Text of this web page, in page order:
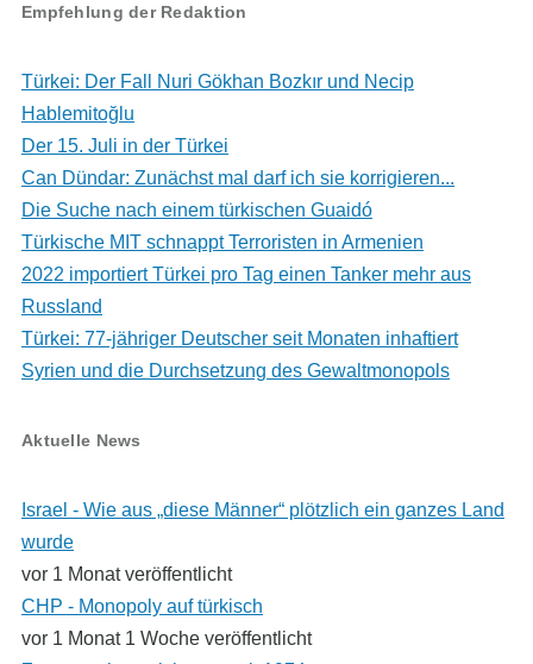
Empfehlung der Redaktion
Türkei: Der Fall Nuri Gökhan Bozkır und Necip
Hablemitoğlu
Der 15. Juli in der Türkei
Can Dündar: Zunächst mal darf ich sie korrigieren...
Die Suche nach einem türkischen Guaidó
Türkische MIT schnappt Terroristen in Armenien
2022 importiert Türkei pro Tag einen Tanker mehr aus
Russland
Türkei: 77-jähriger Deutscher seit Monaten inhaftiert
Syrien und die Durchsetzung des Gewaltmonopols
Aktuelle News
Israel - Wie aus „diese Männer“ plötzlich ein ganzes Land
wurde
vor 1 Monat veröffentlicht
CHP - Monopoly auf türkisch
vor 1 Monat 1 Woche veröffentlicht